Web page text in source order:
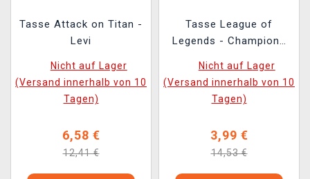
Tasse Attack on Titan -
Levi
Nicht auf Lager
(Versand innerhalb von 10
Tagen)
6,58 €
12,41 €
Tasse League of
Legends - Champions
Nicht auf Lager
(Versand innerhalb von 10
Tagen)
3,99 €
14,53 €